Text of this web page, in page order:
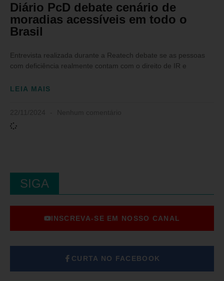
Diário PcD debate cenário de
moradias acessíveis em todo o
Brasil
Entrevista realizada durante a Reatech debate se as pessoas
com deficiência realmente contam com o direito de IR e
LEIA MAIS
SIGA
INSCREVA-SE EM NOSSO CANAL
CURTA NO FACEBOOK